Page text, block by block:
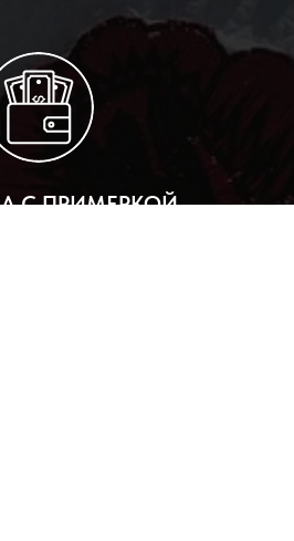
С ПРИМЕРКОЙ